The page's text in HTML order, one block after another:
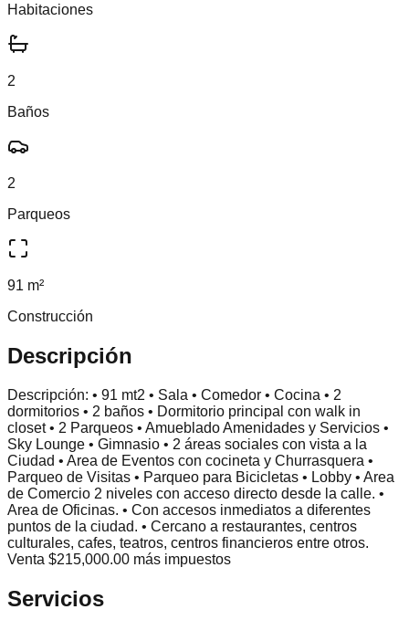
Habitaciones
2
Baños
2
Parqueos
91 m²
Construcción
Descripción
Descripción: • 91 mt2 • Sala • Comedor • Cocina • 2
dormitorios • 2 baños • Dormitorio principal con walk in
closet • 2 Parqueos • Amueblado Amenidades y Servicios •
Sky Lounge • Gimnasio • 2 áreas sociales con vista a la
Ciudad • Area de Eventos con cocineta y Churrasquera •
Parqueo de Visitas • Parqueo para Bicicletas • Lobby • Area
de Comercio 2 niveles con acceso directo desde la calle. •
Area de Oficinas. • Con accesos inmediatos a diferentes
puntos de la ciudad. • Cercano a restaurantes, centros
culturales, cafes, teatros, centros financieros entre otros.
Venta $215,000.00 más impuestos
Servicios